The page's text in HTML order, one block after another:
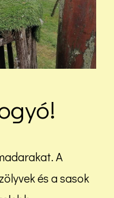
A
és a sasok